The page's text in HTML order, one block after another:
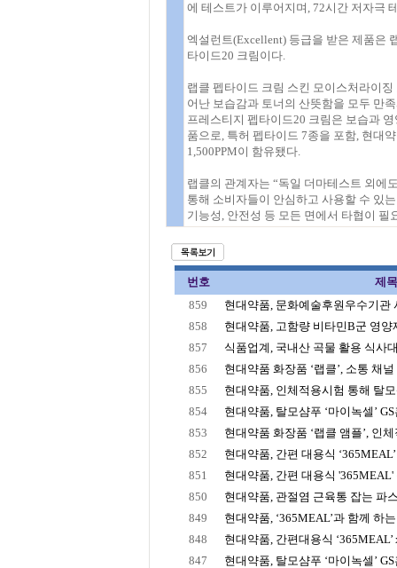
에 테스트가 이루어지며, 72시간 저자극
엑설런트(Excellent) 등급을 받은 제품은
타이드20 크림이다.
랩클 펩타이드 크림 스킨 모이스처라이
어난 보습감과 토너의 산뜻함을 모두 만
프레스티지 펩타이드20 크림은 보습과
품으로, 특허 펩타이드 7종을 포함, 현대
1,500PPM이 함유됐다.
랩클의 관계자는 “독일 더마테스트 외에
통해 소비자들이 안심하고 사용할 수 있
기능성, 안전성 등 모든 면에서 타협이
번호
제목
859
현대약품, 문화예술후원우수기관
858
현대약품, 고함량 비타민B군 영양
857
식품업계, 국내산 곡물 활용 식사
856
현대약품 화장품 ‘랩클’, 소통 채널
855
현대약품, 인체적용시험 통해 탈모
854
현대약품, 탈모샴푸 ‘마이녹셀’
853
현대약품 화장품 ‘랩클 앰플’, 인
852
현대약품, 간편 대용식 ‘365MEAL’
851
현대약품, 간편 대용식 '365MEAL'
850
현대약품, 관절염 근육통 잡는 파
849
현대약품, ‘365MEAL’과 함께 하
848
현대약품, 간편대용식 ‘365MEAL’
847
현대약품, 탈모샴푸 ‘마이녹셀’